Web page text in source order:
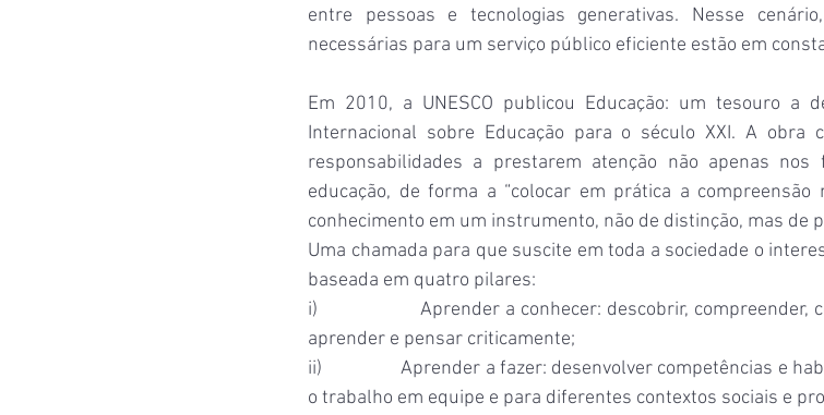
entre pessoas e tecnologias generativas. Nesse
necessárias para um serviço público eficiente estão em
Em 2010, a UNESCO publicou Educação: um tesouro a
Internacional sobre Educação para o século XXI. A obra
responsabilidades a prestarem atenção não apenas
educação, de forma a “colocar em prática a
conhecimento em um instrumento, não de distinção, mas de
Uma chamada para que suscite em toda a sociedade o
baseada em quatro pilares:
i)                   Aprender a conhecer: descobrir,
aprender e pensar criticamente;
ii)                 Aprender a fazer: desenvolver competências
o trabalho em equipe e para diferentes contextos sociais e